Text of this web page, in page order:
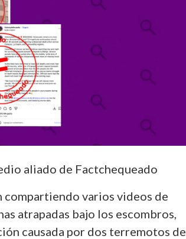
aliado de Factchequeado
compartiendo varios videos de
atrapadas bajo los escombros,
causada por dos terremotos de